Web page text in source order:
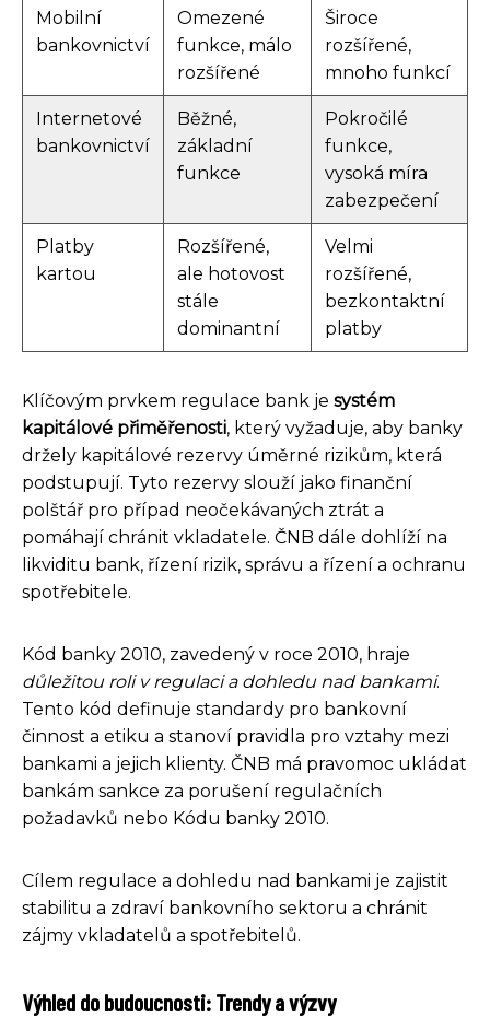
Mobilní
bankovnictví
Omezené
funkce, málo
rozšířené
Široce
rozšířené,
mnoho funkcí
Internetové
bankovnictví
Běžné,
základní
funkce
Pokročilé
funkce,
vysoká míra
zabezpečení
Platby
kartou
Rozšířené,
ale hotovost
stále
dominantní
Velmi
rozšířené,
bezkontaktní
platby
Klíčovým prvkem regulace bank je systém
kapitálové přiměřenosti, který vyžaduje, aby banky
držely kapitálové rezervy úměrné rizikům, která
podstupují. Tyto rezervy slouží jako finanční
polštář pro případ neočekávaných ztrát a
pomáhají chránit vkladatele. ČNB dále dohlíží na
likviditu bank, řízení rizik, správu a řízení a ochranu
spotřebitele.
Kód banky 2010, zavedený v roce 2010, hraje
důležitou roli v regulaci a dohledu nad bankami.
Tento kód definuje standardy pro bankovní
činnost a etiku a stanoví pravidla pro vztahy mezi
bankami a jejich klienty. ČNB má pravomoc ukládat
bankám sankce za porušení regulačních
požadavků nebo Kódu banky 2010.
Cílem regulace a dohledu nad bankami je zajistit
stabilitu a zdraví bankovního sektoru a chránit
zájmy vkladatelů a spotřebitelů.
Výhled do budoucnosti: Trendy a výzvy